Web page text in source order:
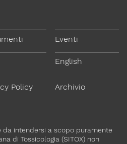
Eventi
English
Policy Archivio
intendersi a scopo puramente
di Tossicologia (SITOX) non
riguardo a possibili errori,
presenti in queste pagine
e